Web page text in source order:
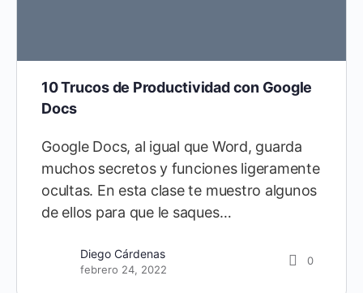
10 Trucos de Productividad con Google
Docs
Google Docs, al igual que Word, guarda
muchos secretos y funciones ligeramente
ocultas. En esta clase te muestro algunos
de ellos para que le saques…
Diego Cárdenas
febrero 24, 2022
0